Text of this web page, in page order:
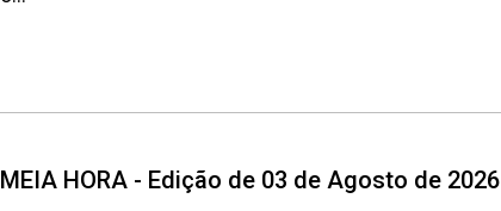
MEIA HORA - Edição de 03 de Agosto de 2026